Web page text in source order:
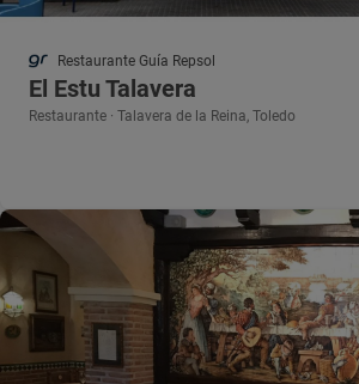
Restaurante Guía Repsol
El Estu Talavera
Restaurante · Talavera de la Reina, Toledo